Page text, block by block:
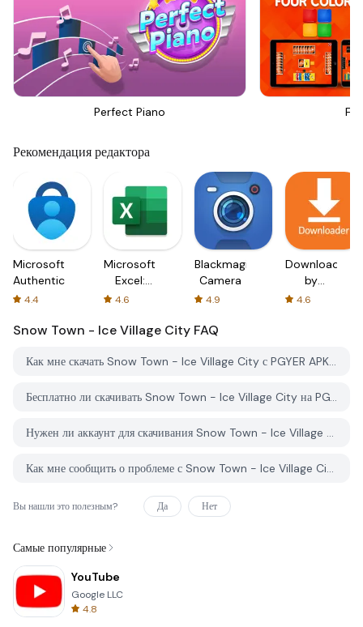
Perfect Piano
Рекомендация редактора
Microsoft
Authenticator
4.4
Microsoft
Excel:
Spreadsheets
4.6
Blackmagic
Camera
4.9
Downloader
by
AFTVnews
4.6
Snow Town - Ice Village City FAQ
Как мне скачать Snow Town - Ice Village City с PGYER APK HUB?
Бесплатно ли скачивать Snow Town - Ice Village City на PGYER APK HUB?
Нужен ли аккаунт для скачивания Snow Town - Ice Village City с PGYER APK HUB?
Как мне сообщить о проблеме с Snow Town - Ice Village City на PGYER APK HUB?
Вы нашли это полезным? Да Нет
Самые популярные
YouTube
Google LLC
4.8